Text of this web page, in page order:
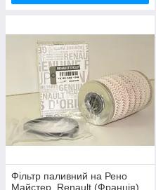
Фільтр паливний на Рено
Майстер. Renault (Франція)